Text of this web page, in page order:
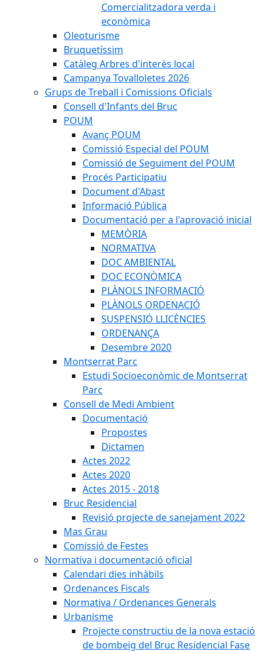
Comercialitzadora verda i
econòmica
Oleoturisme
Bruquetíssim
Catàleg Arbres d'interès local
Campanya Tovalloletes 2026
Grups de Treball i Comissions Oficials
Consell d'Infants del Bruc
POUM
Avanç POUM
Comissió Especial del POUM
Comissió de Seguiment del POUM
Procés Participatiu
Document d'Abast
Informació Pública
Documentació per a l'aprovació inicial
MEMÒRIA
NORMATIVA
DOC AMBIENTAL
DOC ECONÒMICA
PLÀNOLS INFORMACIÓ
PLÀNOLS ORDENACIÓ
SUSPENSIÓ LLICÈNCIES
ORDENANÇA
Desembre 2020
Montserrat Parc
Estudi Socioeconòmic de Montserrat
Parc
Consell de Medi Ambient
Documentació
Propostes
Dictamen
Actes 2022
Actes 2020
Actes 2015 - 2018
Bruc Residencial
Revisió projecte de sanejament 2022
Mas Grau
Comissió de Festes
Normativa i documentació oficial
Calendari dies inhàbils
Ordenances Fiscals
Normativa / Ordenances Generals
Urbanisme
Projecte constructiu de la nova estació
de bombeig del Bruc Residencial Fase